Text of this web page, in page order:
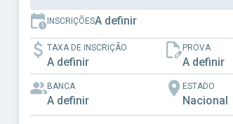
INSCRIÇÕESA definir
TAXA DE INSCRIÇÃO
A definir
PROVA
A definir
BANCA
A definir
ESTADO
Nacional